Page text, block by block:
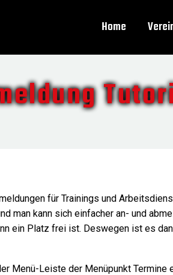
Home
für Trainings und
man kann sich einfacher an- und
ein Platz frei ist. Deswegen ist es
Menü-Leiste der Menüpunkt